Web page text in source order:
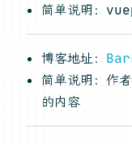
简单说明：
博客地址：
简单说明：作
的内容